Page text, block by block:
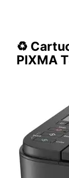
♻️
PIXMA